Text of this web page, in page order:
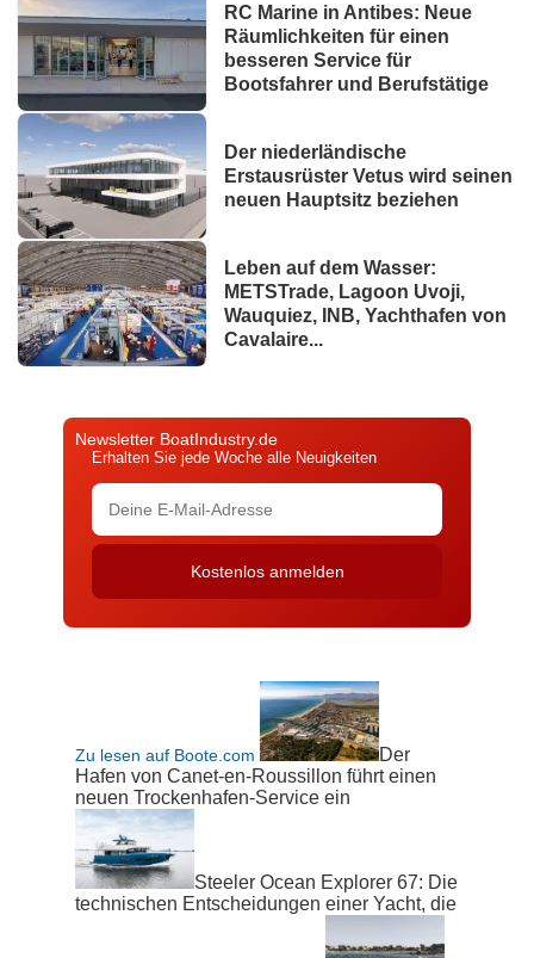
RC Marine in Antibes: Neue
Räumlichkeiten für einen
besseren Service für
Bootsfahrer und Berufstätige
Der niederländische
Erstausrüster Vetus wird seinen
neuen Hauptsitz beziehen
Leben auf dem Wasser:
METSTrade, Lagoon Uvoji,
Wauquiez, INB, Yachthafen von
Cavalaire...
Newsletter BoatIndustry.de
Erhalten Sie jede Woche alle Neuigkeiten
Zu lesen auf Boote.com
Der
Hafen von Canet-en-Roussillon führt einen
neuen Trockenhafen-Service ein
Steeler Ocean Explorer 67: Die
technischen Entscheidungen einer Yacht, die